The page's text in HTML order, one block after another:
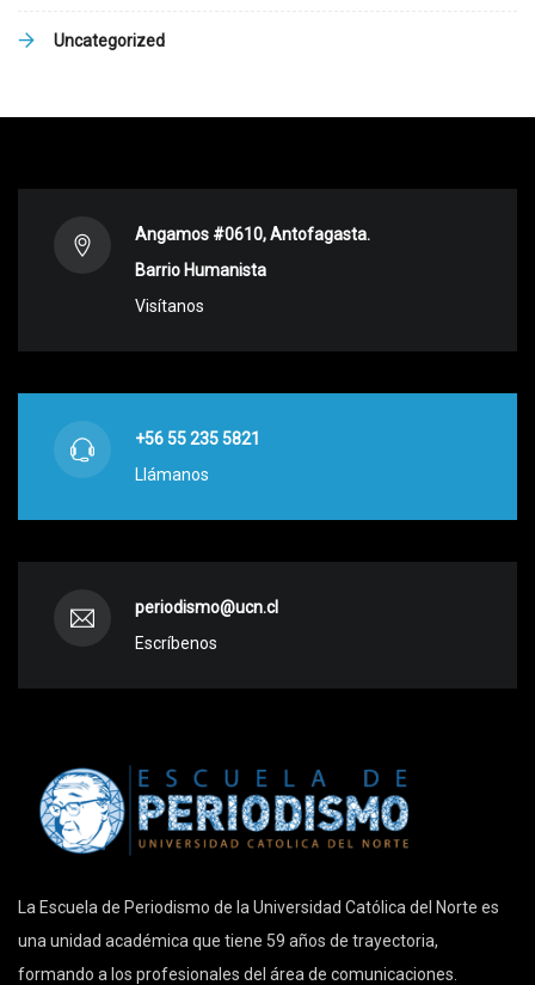
Uncategorized
Angamos #0610, Antofagasta.
Barrio Humanista
Visítanos
+56 55 235 5821
Llámanos
periodismo@ucn.cl
Escríbenos
La Escuela de Periodismo de la Universidad Católica del Norte es
una unidad académica que tiene 59 años de trayectoria,
formando a los profesionales del área de comunicaciones.